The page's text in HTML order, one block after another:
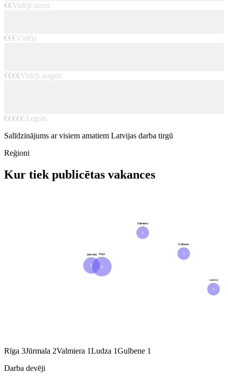
€€Vidēji zems
€€€Vidējs
€€€€Vidēji augsts
€€€€€Augsts
Salīdzinājums ar visiem amatiem Latvijas darba tirgū
Reģioni
Kur tiek publicētas vakances
1
Valmiera
1
Ludza
1
Gulbene
2
Jūrmala
3
Rīga
Rīga 3Jūrmala 2Valmiera 1Ludza 1Gulbene 1
Darba devēji